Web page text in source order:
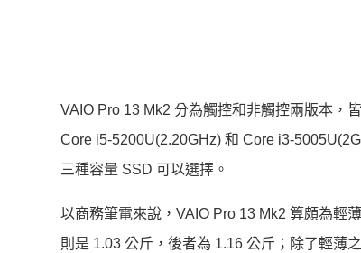
VAIO Pro 13 Mk2 分為觸控和非觸控兩版本，
Core i5-5200U(2.20GHz) 和 Core i3-
三種容量 SSD 可以選擇。
以商務筆電來說，VAIO Pro 13 Mk2 算頗為輕
則是 1.03 公斤，後者為 1.16 公斤；除了輕薄